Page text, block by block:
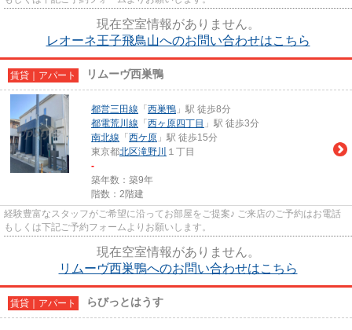
現在空室情報がありません。
レオーネ王子飛鳥山へのお問い合わせはこちら
賃貸｜アパート リムーヴ西巣鴨
都営三田線 「 西巣鴨 」駅 徒歩8分
都電荒川線 「 西ヶ原四丁目 」駅 徒歩3分
南北線 「 西ケ原 」駅 徒歩15分
東京都北区滝野川 １丁目
-
築年数：築9年
階数：2階建
経験豊富なスタッフがご希望に沿ってお部屋をご提案♪ ご来店のご予約はお電話
もしくは下記ご予約フォームよりお願いします。
現在空室情報がありません。
リムーヴ西巣鴨へのお問い合わせはこちら
賃貸｜アパート らびっとはうす